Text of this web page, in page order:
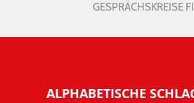
GESPRÄCHSKREISE
ALPHABETISCHE